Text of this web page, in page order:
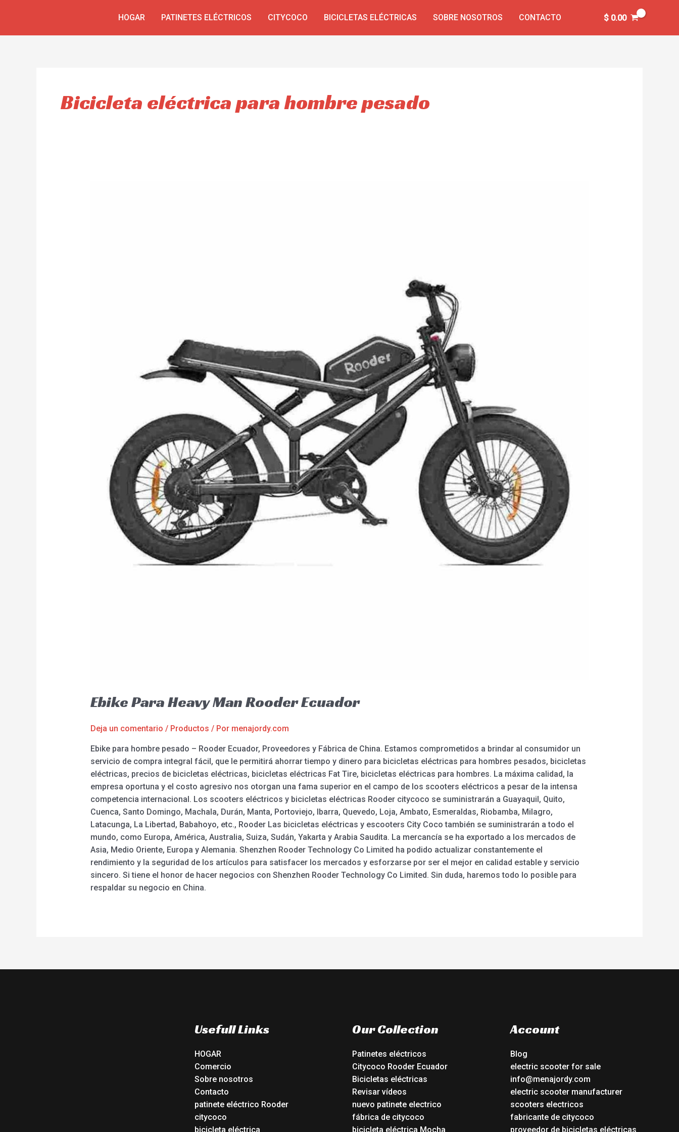
HOGAR PATINETES ELÉCTRICOS CITYCOCO BICICLETAS ELÉCTRICAS SOBRE NOSOTROS CONTACTO $0.00
Bicicleta eléctrica para hombre pesado
Ebike Para Heavy Man Rooder Ecuador
Deja un comentario / Productos / Por menajordy.com
Ebike para hombre pesado – Rooder Ecuador, Proveedores y Fábrica de China. Estamos comprometidos a brindar al consumidor un
servicio de compra integral fácil, que le permitirá ahorrar tiempo y dinero para bicicletas eléctricas para hombres pesados, bicicletas
eléctricas, precios de bicicletas eléctricas, bicicletas eléctricas Fat Tire, bicicletas eléctricas para hombres. La máxima calidad, la
empresa oportuna y el costo agresivo nos otorgan una fama superior en el campo de los scooters eléctricos a pesar de la intensa
competencia internacional. Los scooters eléctricos y bicicletas eléctricas Rooder citycoco se suministrarán a Guayaquil, Quito,
Cuenca, Santo Domingo, Machala, Durán, Manta, Portoviejo, Ibarra, Quevedo, Loja, Ambato, Esmeraldas, Riobamba, Milagro,
Latacunga, La Libertad, Babahoyo, etc., Rooder Las bicicletas eléctricas y escooters City Coco también se suministrarán a todo el
mundo, como Europa, América, Australia, Suiza, Sudán, Yakarta y Arabia Saudita. La mercancía se ha exportado a los mercados de
Asia, Medio Oriente, Europa y Alemania. Shenzhen Rooder Technology Co Limited ha podido actualizar constantemente el
rendimiento y la seguridad de los artículos para satisfacer los mercados y esforzarse por ser el mejor en calidad estable y servicio
sincero. Si tiene el honor de hacer negocios con Shenzhen Rooder Technology Co Limited. Sin duda, haremos todo lo posible para
respaldar su negocio en China.
Usefull Links
HOGAR
Comercio
Sobre nosotros
Contacto
patinete eléctrico Rooder
citycoco
bicicleta eléctrica
Our Collection
Patinetes eléctricos
Citycoco Rooder Ecuador
Bicicletas eléctricas
Revisar vídeos
nuevo patinete electrico
fábrica de citycoco
bicicleta eléctrica Mocha
Account
Blog
electric scooter for sale
info@menajordy.com
electric scooter manufacturer
scooters electricos
fabricante de citycoco
proveedor de bicicletas eléctricas